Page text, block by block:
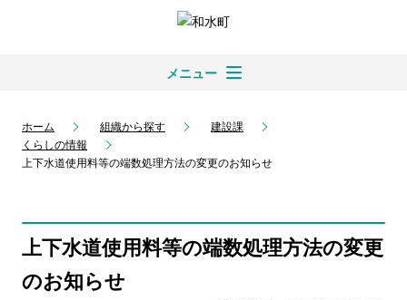
メニュー
ホーム 組織から探す
建設課
くらしの情報
上下水道使用料等の端数処理方法の変更のお知らせ
上下水道使用料等の端数処理方法の変更
のお知らせ